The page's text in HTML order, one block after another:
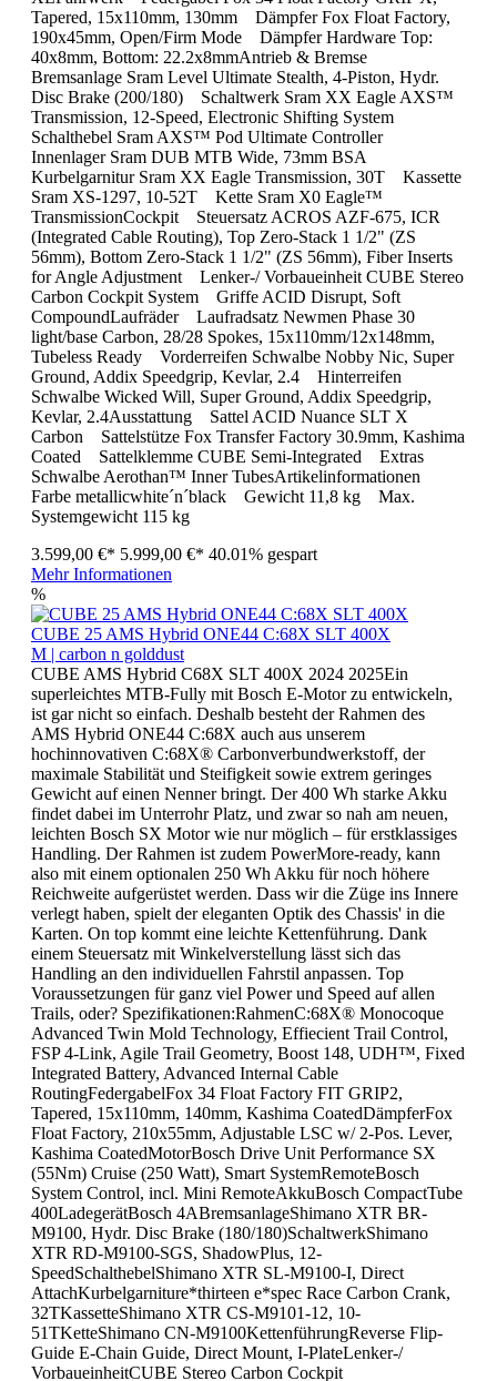
Tapered, 15x110mm, 130mm Dämpfer Fox Float Factory,
190x45mm, Open/Firm Mode Dämpfer Hardware Top:
40x8mm, Bottom: 22.2x8mmAntrieb & Bremse
Bremsanlage Sram Level Ultimate Stealth, 4-Piston, Hydr.
Disc Brake (200/180) Schaltwerk Sram XX Eagle AXS™
Transmission, 12-Speed, Electronic Shifting System
Schalthebel Sram AXS™ Pod Ultimate Controller
Innenlager Sram DUB MTB Wide, 73mm BSA
Kurbelgarnitur Sram XX Eagle Transmission, 30T Kassette
Sram XS-1297, 10-52T Kette Sram X0 Eagle™
TransmissionCockpit Steuersatz ACROS AZF-675, ICR
(Integrated Cable Routing), Top Zero-Stack 1 1/2" (ZS
56mm), Bottom Zero-Stack 1 1/2" (ZS 56mm), Fiber Inserts
for Angle Adjustment Lenker-/ Vorbaueinheit CUBE Stereo
Carbon Cockpit System Griffe ACID Disrupt, Soft
CompoundLaufräder Laufradsatz Newmen Phase 30
light/base Carbon, 28/28 Spokes, 15x110mm/12x148mm,
Tubeless Ready Vorderreifen Schwalbe Nobby Nic, Super
Ground, Addix Speedgrip, Kevlar, 2.4 Hinterreifen
Schwalbe Wicked Will, Super Ground, Addix Speedgrip,
Kevlar, 2.4Ausstattung Sattel ACID Nuance SLT X
Carbon Sattelstütze Fox Transfer Factory 30.9mm, Kashima
Coated Sattelklemme CUBE Semi-Integrated Extras
Schwalbe Aerothan™ Inner TubesArtikelinformationen
Farbe metallicwhite´n´black Gewicht 11,8 kg Max.
Systemgewicht 115 kg
3.599,00 €* 5.999,00 €* 40.01% gespart
Mehr Informationen
%
CUBE 25 AMS Hybrid ONE44 C:68X SLT 400X
M | carbon n golddust
CUBE AMS Hybrid C68X SLT 400X 2024 2025Ein
superleichtes MTB-Fully mit Bosch E-Motor zu entwickeln,
ist gar nicht so einfach. Deshalb besteht der Rahmen des
AMS Hybrid ONE44 C:68X auch aus unserem
hochinnovativen C:68X® Carbonverbundwerkstoff, der
maximale Stabilität und Steifigkeit sowie extrem geringes
Gewicht auf einen Nenner bringt. Der 400 Wh starke Akku
findet dabei im Unterrohr Platz, und zwar so nah am neuen,
leichten Bosch SX Motor wie nur möglich – für erstklassiges
Handling. Der Rahmen ist zudem PowerMore-ready, kann
also mit einem optionalen 250 Wh Akku für noch höhere
Reichweite aufgerüstet werden. Dass wir die Züge ins Innere
verlegt haben, spielt der eleganten Optik des Chassis' in die
Karten. On top kommt eine leichte Kettenführung. Dank
einem Steuersatz mit Winkelverstellung lässt sich das
Handling an den individuellen Fahrstil anpassen. Top
Voraussetzungen für ganz viel Power und Speed auf allen
Trails, oder? Spezifikationen:RahmenC:68X® Monocoque
Advanced Twin Mold Technology, Effiecient Trail Control,
FSP 4-Link, Agile Trail Geometry, Boost 148, UDH™, Fixed
Integrated Battery, Advanced Internal Cable
RoutingFedergabelFox 34 Float Factory FIT GRIP2,
Tapered, 15x110mm, 140mm, Kashima CoatedDämpferFox
Float Factory, 210x55mm, Adjustable LSC w/ 2-Pos. Lever,
Kashima CoatedMotorBosch Drive Unit Performance SX
(55Nm) Cruise (250 Watt), Smart SystemRemoteBosch
System Control, incl. Mini RemoteAkkuBosch CompactTube
400LadegerätBosch 4ABremsanlageShimano XTR BR-
M9100, Hydr. Disc Brake (180/180)SchaltwerkShimano
XTR RD-M9100-SGS, ShadowPlus, 12-
SpeedSchalthebelShimano XTR SL-M9100-I, Direct
AttachKurbelgarniture*thirteen e*spec Race Carbon Crank,
32TKassetteShimano XTR CS-M9101-12, 10-
51TKetteShimano CN-M9100KettenführungReverse Flip-
Guide E-Chain Guide, Direct Mount, I-PlateLenker-/
VorbaueinheitCUBE Stereo Carbon Cockpit